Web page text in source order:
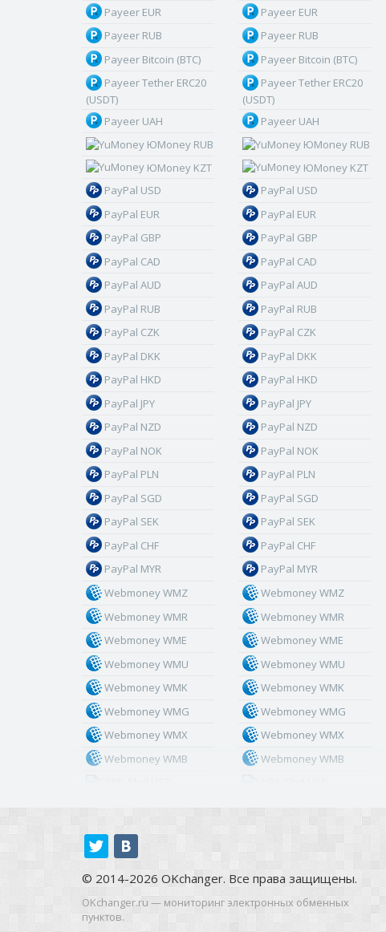
Payeer EUR
Payeer RUB
Payeer Bitcoin (BTC)
Payeer Tether ERC20
(USDT)
Payeer UAH
ЮMoney RUB
ЮMoney KZT
PayPal USD
PayPal EUR
PayPal GBP
PayPal CAD
PayPal AUD
PayPal RUB
PayPal CZK
PayPal DKK
PayPal HKD
PayPal JPY
PayPal NZD
PayPal NOK
PayPal PLN
PayPal SGD
PayPal SEK
PayPal CHF
PayPal MYR
Webmoney WMZ
Webmoney WMR
Webmoney WME
Webmoney WMU
Webmoney WMK
Webmoney WMG
Webmoney WMX
Webmoney WMB
Skril PLN
Skril GBP
Skril AUD
Payeer EUR
Payeer RUB
Payeer Bitcoin (BTC)
Payeer Tether ERC20
(USDT)
Payeer UAH
ЮMoney RUB
ЮMoney KZT
PayPal USD
PayPal EUR
PayPal GBP
PayPal CAD
PayPal AUD
PayPal RUB
PayPal CZK
PayPal DKK
PayPal HKD
PayPal JPY
PayPal NZD
PayPal NOK
PayPal PLN
PayPal SGD
PayPal SEK
PayPal CHF
PayPal MYR
Webmoney WMZ
Webmoney WMR
Webmoney WME
Webmoney WMU
Webmoney WMK
Webmoney WMG
Webmoney WMX
Webmoney WMB
Skril PLN
Skril GBP
Skril AUD
© 2014-2026 OKchanger. Все права защищены.
OKchanger.ru — мониторинг электронных обменных
пунктов.